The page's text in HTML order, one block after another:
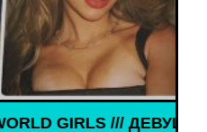
/// ДЕВУШКИ